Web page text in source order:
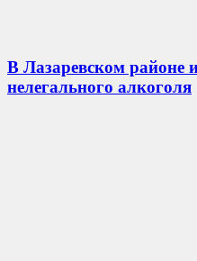
В Лазаревском районе
нелегального алкоголя